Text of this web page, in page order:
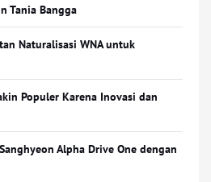
Tania Bangga
Naturalisasi WNA untuk
Populer Karena Inovasi dan
Alpha Drive One dengan